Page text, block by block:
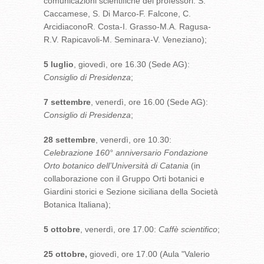
Caccamese, S. Di Marco-F. Falcone, C.
ArcidiaconoR. Costa-I. Grasso-M.A. Ragusa-
R.V. Rapicavoli-M. Seminara-V. Veneziano);
5 luglio , giovedì, ore 16.30 (Sede AG):
Consiglio di Presidenza;
7 settembre , venerdì, ore 16.00 (Sede AG):
Consiglio di Presidenza;
28 settembre , venerdì, ore 10.30:
Celebrazione 160° anniversario Fondazione
Orto botanico dell’Università di Catania (in
collaborazione con il Gruppo Orti botanici e
Giardini storici e Sezione siciliana della Società
Botanica Italiana);
5 ottobre , venerdì, ore 17.00: Caffè scientifico;
25 ottobre, giovedì, ore 17.00 (Aula "Valerio